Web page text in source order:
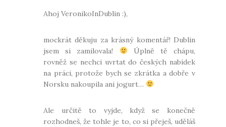
Ahoj VeronikoInDublin :),
mockrát děkuju za krásný komentář! Dublin
jsem si zamilovala!
Úplně tě chápu,
rovněž se nechci uvrtat do českých nabídek
na práci, protože bych se zkrátka a dobře v
Norsku nakoupila ani jogurt…
Ale určitě to vyjde, když se konečně
rozhodneš, že tohle je to, co si přeješ, uděláš